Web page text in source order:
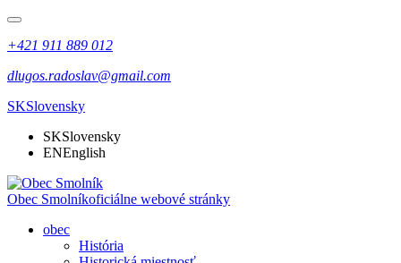
+421 911 889 012
dlugos.radoslav@gmail.com
SKSlovensky
SKSlovensky
ENEnglish
Obec Smolníkoficiálne webové stránky
obec
História